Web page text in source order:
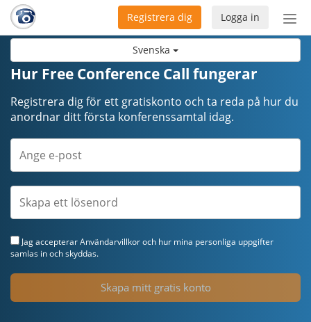
Svenska
Logga in
Registrera dig
Hur Free Conference Call fungerar
Registrera dig för ett gratiskonto och ta reda på hur du
anordnar ditt första konferenssamtal idag.
Jag accepterarAnvändarvillkoroch hur mina personliga uppgifter
samlas in och skyddas.
Skapa mitt gratis konto